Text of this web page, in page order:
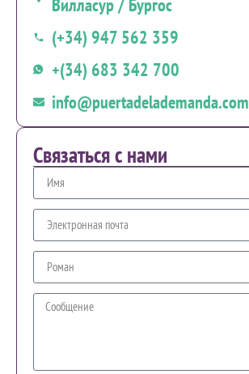
Вилласур / Бургос
(+34) 947 562 359
+(34) 683 342 700
info@puertadelademanda.com
Связаться с нами